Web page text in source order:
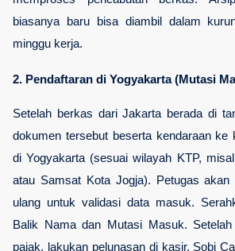
biasanya baru bisa diambil dalam
minggu kerja.
2. Pendaftaran di Yogyakarta (Mutasi
Setelah berkas dari Jakarta berada di
dokumen tersebut beserta kendaraan ke
di Yogyakarta (sesuai wilayah KTP,
atau Samsat Kota Jogja). Petugas
ulang untuk validasi data masuk.
Balik Nama dan Mutasi Masuk.
pajak, lakukan pelunasan di kasir. Sobi